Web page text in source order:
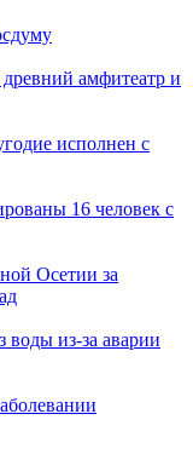
амфитеатр и
исполнен с
16 человек с
Осетии за
воды из-за аварии